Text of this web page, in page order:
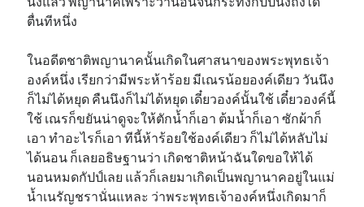
ตื่นทีหนึ่ง
ในอดีตชาติพญานาคนั้นเกิดในศาสนาของพระพุทธเจ้า
องค์หนึ่ง เรียกว่ามีพระห้าร้อย มีเณรน้อยองค์เดียว วันนึง
ก็ไม่ได้หยุด คืนนึงก็ไม่ได้หยุด เดี๋ยวองค์นั้นใช้ เดี๋ยวองค์นี้
ใช้ เณรก็ขยันน่าดูจะให้ตักน้ำก็เอา ต้มน้ำก็เอา ซักผ้าก็
เอา ทำอะไรก็เอา ทีนี้ห้าร้อยใช้องค์เดียว ก็ไม่ได้หลับไม่
ได้นอน ก็เลยอธิษฐานว่า เกิดชาติหน้าฉันใดขอให้ได้
นอนหมดกัปป์เลย แล้วก็เลยมาเกิดเป็นพญานาคอยู่ในแม่
น้ำเนรัญชรานั่นแหละ ว่าพระพุทธเจ้าองค์หนึ่งเกิดมาก็